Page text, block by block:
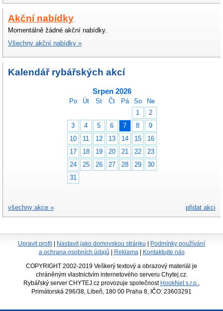
Akční nabídky
Momentálně žádné akční nabídky.
Všechny akční nabídky »
Kalendář rybářských akcí
Srpen 2026
Po Út St Čt Pá So
Ne
1
2
3
4 5 6 7 8
9
10
11 12 13 14 15
16
17
18 19 20 21 22
23
24
25 26 27 28 29
30
31
přidat akci
všechny akce »
Upravit profil Nastavit jako domovskou stránku
Podmínky používání
a ochrana osobních údajů
Reklama Kontaktujte nás
COPYRIGHT 2002-2019 Veškerý textový a obrazový materiál je
chráněným vlastnictvím internetového serveru Chytej.cz.
Rybářský server CHYTEJ.cz provozuje společnost HookNet s.r.o.
Primátorská 296/38, Libeň, 180 00 Praha 8, IČO: 23603291